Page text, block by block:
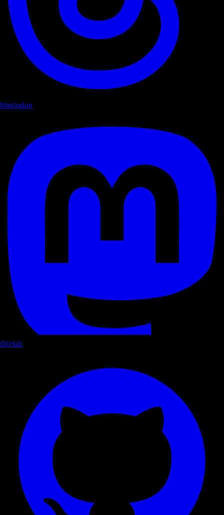
Mastodon
GitHub